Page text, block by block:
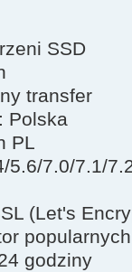
SSD
transfer
Polska
PL
5.6/7.0/7.1/
(Let's
godziny